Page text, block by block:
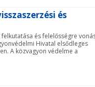
és
és felelősségre
Hivatal elsődleges
A közvagyon védelme a